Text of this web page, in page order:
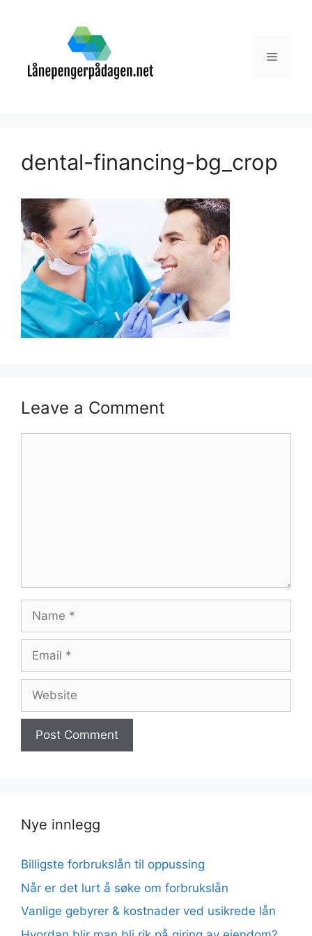
Menu
dental-financing-bg_crop
Leave a Comment
Name
Email
Website
Nye innlegg
Billigste forbrukslån til oppussing
Når er det lurt å søke om forbrukslån
Vanlige gebyrer & kostnader ved usikrede lån